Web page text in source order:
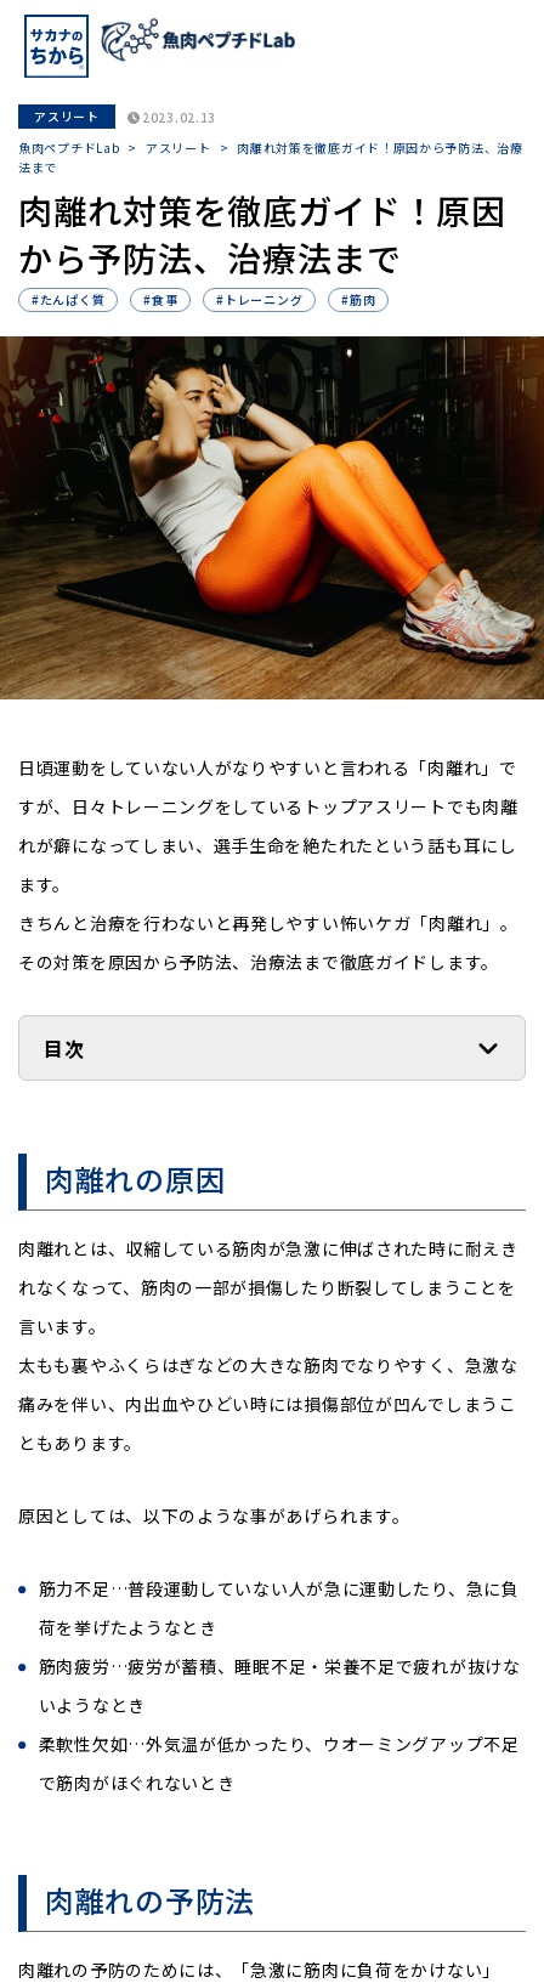
アスリート
2023.02.13
魚肉ペプチドLab > アスリート > 肉離れ対策を徹底ガイド！原因から予防法、治療
法まで
肉離れ対策を徹底ガイド！原因
から予防法、治療法まで
#たんぱく質 #食事 #トレーニング #筋肉
日頃運動をしていない人がなりやすいと言われる「肉離れ」で
すが、日々トレーニングをしているトップアスリートでも肉離
れが癖になってしまい、選手生命を絶たれたという話も耳にし
ます。
きちんと治療を行わないと再発しやすい怖いケガ「肉離れ」。
その対策を原因から予防法、治療法まで徹底ガイドします。
目次
肉離れの原因
肉離れとは、収縮している筋肉が急激に伸ばされた時に耐えき
れなくなって、筋肉の一部が損傷したり断裂してしまうことを
言います。
太もも裏やふくらはぎなどの大きな筋肉でなりやすく、急激な
痛みを伴い、内出血やひどい時には損傷部位が凹んでしまうこ
ともあります。
原因としては、以下のような事があげられます。
筋力不足…普段運動していない人が急に運動したり、急に負
荷を挙げたようなとき
筋肉疲労…疲労が蓄積、睡眠不足・栄養不足で疲れが抜けな
いようなとき
柔軟性欠如…外気温が低かったり、ウオーミングアップ不足
で筋肉がほぐれないとき
肉離れの予防法
肉離れの予防のためには、「急激に筋肉に負荷をかけない」